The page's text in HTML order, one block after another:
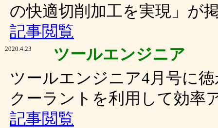
の快適切削加工を実現」が
記事閲覧
2020.4.23
ツールエンジニア
ツールエンジニア4月号に
クーラントを利用して効率
記事閲覧